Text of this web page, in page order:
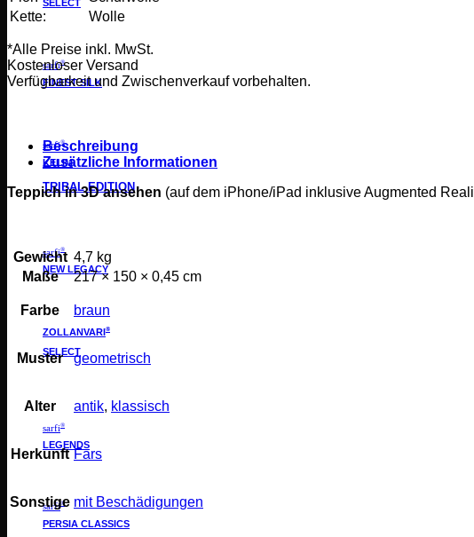
SELECT
sarfi®
FINEST SILK
sarfi®
KELIM
TRIBAL EDITION
sarfi®
NEW LEGACY
ZOLLANVARI®
SELECT
sarfi®
LEGENDS
sarfi ®
PERSIA CLASSICS
Kette:
Wolle
*Alle Preise inkl. MwSt.
Kostenloser Versand
Verfügbarkeit und Zwischenverkauf vorbehalten.
Beschreibung
Zusätzliche Informationen
Teppich in 3D ansehen (auf dem iPhone/iPad inklusive Augmented
Gewicht 4,7 kg
Maße
217 × 150 × 0,45 cm
Farbe braun
Muster geometrisch
Alter antik, klassisch
Herkunft Fars
Sonstige mit Beschädigungen